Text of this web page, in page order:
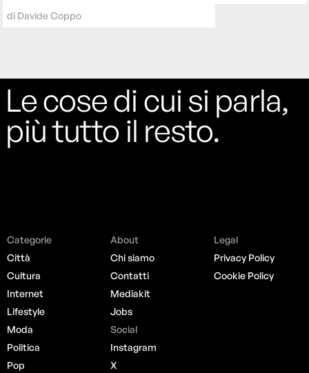
di Davide Coppo
Le cose di cui si parla,
più tutto il resto.
Categorie
Città
Cultura
Internet
Lifestyle
Moda
Politica
Pop
About
Chi siamo
Contatti
Mediakit
Jobs
Social
Instagram
X
Legal
Privacy Policy
Cookie Policy